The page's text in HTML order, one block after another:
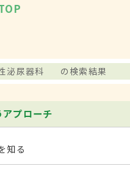
泌尿器科 の検索結果
プローチ
知る